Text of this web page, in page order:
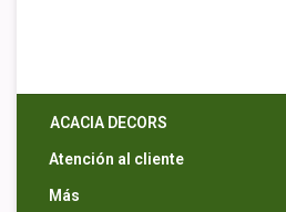
ACACIA DECORS
Atención al cliente
Más